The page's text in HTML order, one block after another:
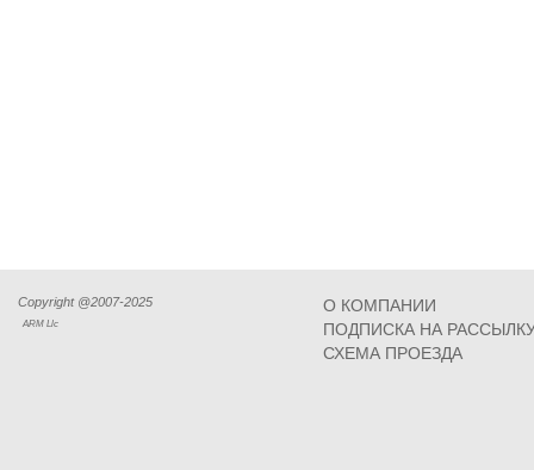
Copyright @2007-2025
ARM Llc
О КОМПАНИИ
ПОДПИСКА НА
СХЕМА ПРОЕЗДА